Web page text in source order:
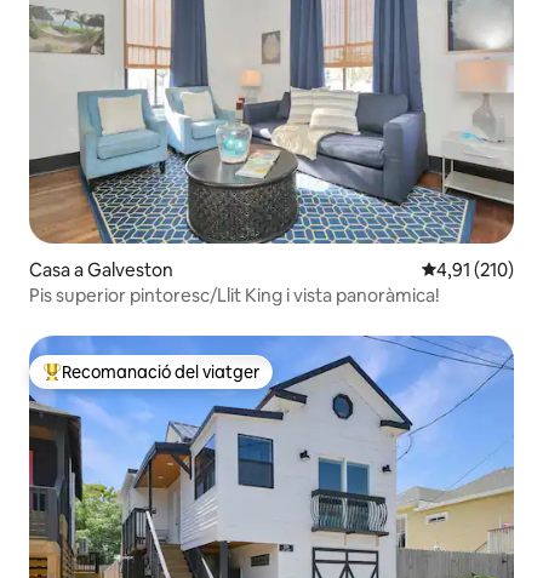
Casa a Galveston 4,91 de
4,91 (210)
Pis superior pintoresc/Llit King i vista panoràmica!
Principals recomanacions dels viatgers
Recomanació del viatger